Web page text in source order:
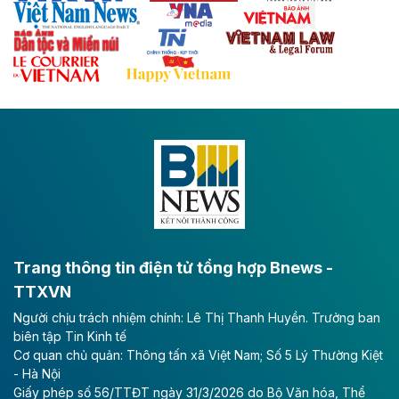
Theo baodautu.vn
Đề xuất đầu tư 11.500 tỷ đồng xây dựng cao
tốc CT.11 qua Ninh Bình
Đông A dài khoảng 25,1 km được kỳ vọng sẽ tạo động
lực phát triển kinh tế - xã hội khu vực phía Nam đồng
Long Thành
Tổng công ty Cảng hàng không Việt Nam - CTCP
(ACV) vừa lập kỷ lục mới về lợi nhuận trong quý
II/2026.
Theo baodautu.vn
Trang thông tin điện tử tổng hợp Bnews -
TTXVN
Người chịu trách nhiệm chính: Lê Thị Thanh Huyền. Trưởng ban
biên tập Tin Kinh tế
Cơ quan chủ quản: Thông tấn xã Việt Nam; Số 5 Lý Thường Kiệt
- Hà Nội
Giấy phép số 56/TTĐT ngày 31/3/2026 do Bộ Văn hóa, Thể